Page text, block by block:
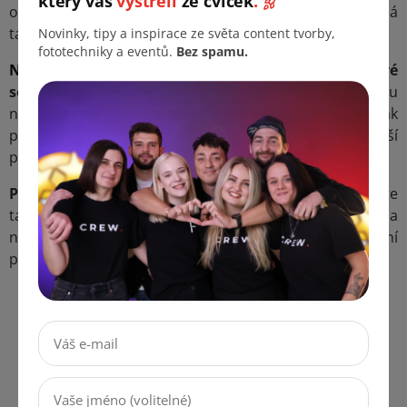
oku přirozený kruhový odraz. Velkými oktagony se dá
také dobře nasvítit i skupina osob.
Na produktovou fotografii
obdélníkové
softboxy
(kruhové odlesky od oktagonů na povrchu
některých produktů opravdu nevypadají dobře) a to jak
při souměrném, tak i asymetrickém svícení ( kde je lepší
používat několik různých obdélníkových softboxů).
Pomocné světlo pro produkty a portrétní foto použijte
takéobdélníkové softboxy. Využijete je i např. na
nasvícení celé linie postavy z boku nebo na zadní
prosvětlení (kontra).
Novinky, tipy a inspirace ze světa content tvorby,
fototechniky a eventů. Bez spamu.